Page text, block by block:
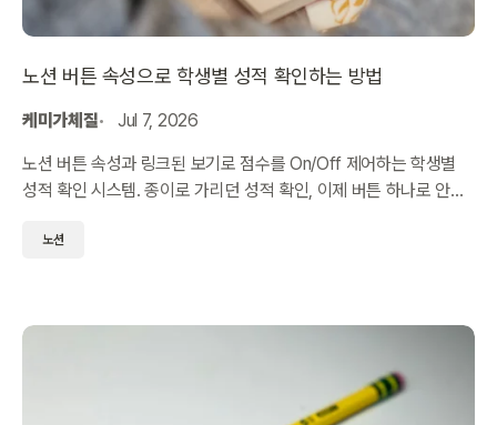
노션 버튼 속성으로 학생별 성적 확인하는 방법
케미가체질 Jul 7, 2026
노션 버튼 속성과 링크된 보기로 점수를 On/Off 제어하는 학생별
성적 확인 시스템. 종이로 가리던 성적 확인, 이제 버튼 하나로 안전
노션